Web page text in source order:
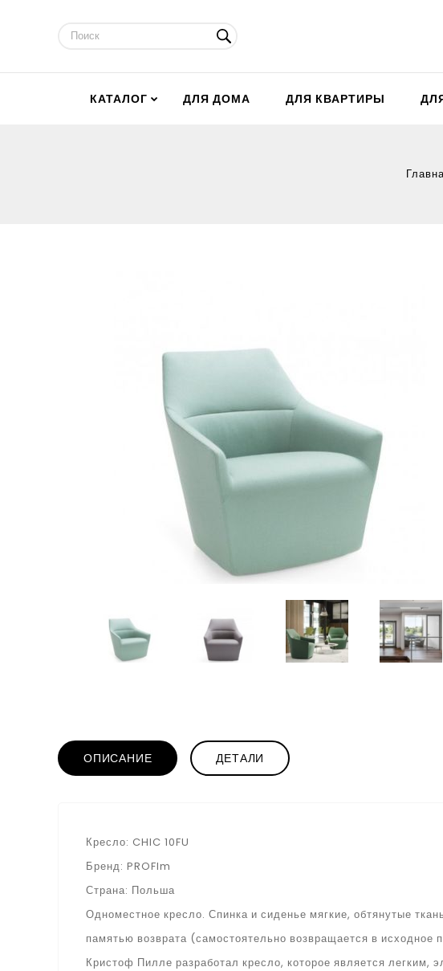
КАТАЛОГ ДЛЯ ДОМА ДЛЯ КВАРТИРЫ
ОПИСАНИЕ ДЕТАЛИ
Кресло: CHIC 10FU
Бренд: PROFIm
Страна: Польша
Одноместное кресло. Спинка и сиденье мягкие, обтянутые
памятью возврата (самостоятельно возвращается в
Кристоф Пилле разработал кресло, которое является